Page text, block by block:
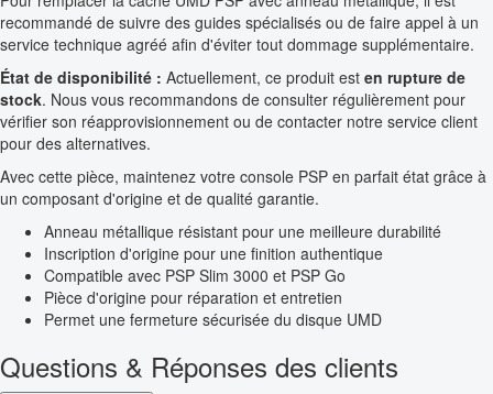
recommandé de suivre des guides spécialisés ou de faire appel à un
service technique agréé afin d'éviter tout dommage supplémentaire.
État de disponibilité : Actuellement, ce produit est en rupture de
stock. Nous vous recommandons de consulter régulièrement pour
vérifier son réapprovisionnement ou de contacter notre service client
pour des alternatives.
Avec cette pièce, maintenez votre console PSP en parfait état grâce à
un composant d'origine et de qualité garantie.
Anneau métallique résistant pour une meilleure durabilité
Inscription d'origine pour une finition authentique
Compatible avec PSP Slim 3000 et PSP Go
Pièce d'origine pour réparation et entretien
Permet une fermeture sécurisée du disque UMD
Questions & Réponses des clients